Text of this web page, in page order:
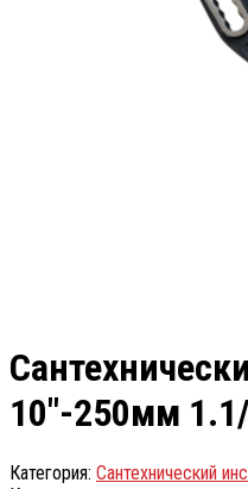
10″-250мм
Категория: Сантехнический